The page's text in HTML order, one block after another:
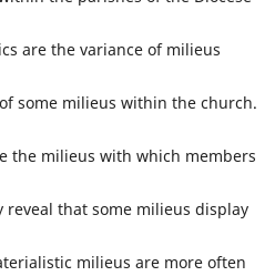
are the variance of milieus
some milieus within the church.
the milieus with which members
reveal that some milieus display
milieus are more often